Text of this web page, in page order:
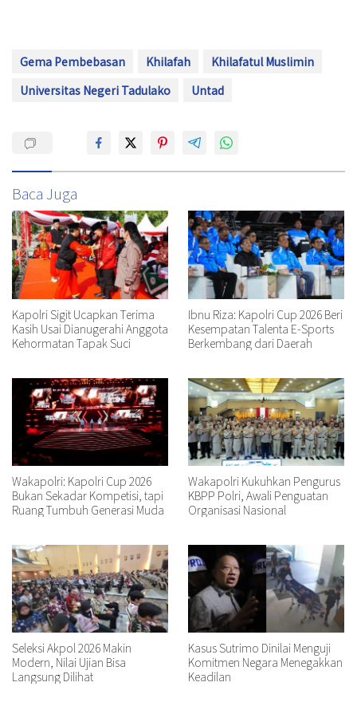
Gema Pembebasan Khilafah
Khilafatul Muslimin
Universitas Negeri Tadulako
Untad
Baca Juga
Kapolri Sigit Ucapkan Terima
Kasih Usai Dianugerahi Anggota
Kehormatan Tapak Suci
Ibnu Riza: Kapolri Cup 2026 Beri
Kesempatan Talenta E-Sports
Berkembang dari Daerah
Wakapolri: Kapolri Cup 2026
Bukan Sekadar Kompetisi, tapi
Ruang Tumbuh Generasi Muda
Wakapolri Kukuhkan Pengurus
KBPP Polri, Awali Penguatan
Organisasi Nasional
Seleksi Akpol 2026 Makin
Modern, Nilai Ujian Bisa
Langsung Dilihat
Kasus Sutrimo Dinilai Menguji
Komitmen Negara Menegakkan
Keadilan